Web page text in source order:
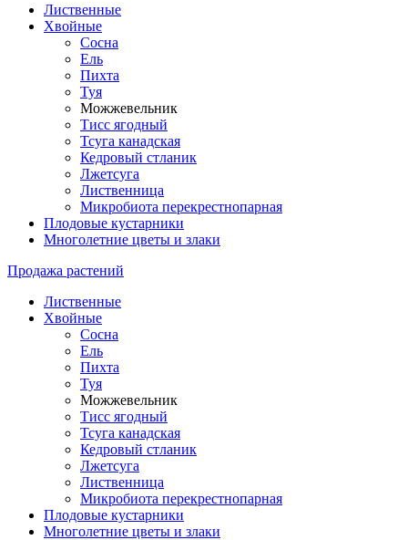
Лиственные
Хвойные
Сосна
Ель
Пихта
Туя
Можжевельник
Тисс ягодный
Тсуга канадская
Кедровый стланик
Лжетсуга
Лиственница
Микробиота перекрестнопарная
Плодовые кустарники
Многолетние цветы и злаки
Продажа растений
Лиственные
Хвойные
Сосна
Ель
Пихта
Туя
Можжевельник
Тисс ягодный
Тсуга канадская
Кедровый стланик
Лжетсуга
Лиственница
Микробиота перекрестнопарная
Плодовые кустарники
Многолетние цветы и злаки